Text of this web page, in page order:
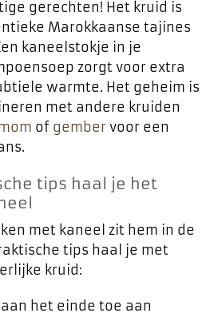
gerechten! Het kruid is
Marokkaanse tajines
kaneelstokje in je
zorgt voor extra
warmte. Het geheim is
met andere kruiden
of gember voor een
tips haal je het
met kaneel zit hem in de
tips haal je met
kruid:
het einde toe aan